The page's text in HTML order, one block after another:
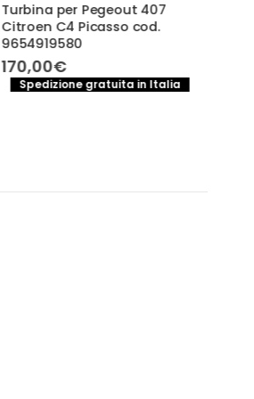
Turbina per Pegeout 407
Citroen C4 Picasso cod.
9654919580
170,00€
Spedizione gratuita in Italia